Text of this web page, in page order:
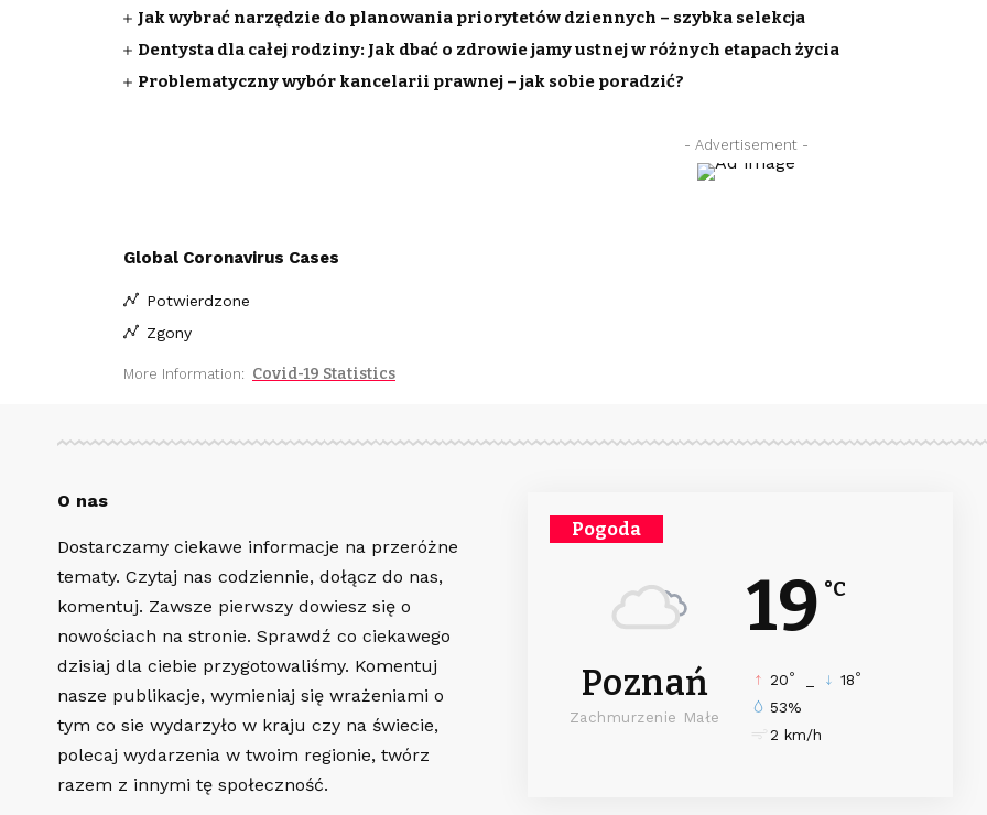
Jak wybrać narzędzie do planowania priorytetów dziennych – szybka selekcja
Dentysta dla całej rodziny: Jak dbać o zdrowie jamy ustnej w różnych etapach życia
Problematyczny wybór kancelarii prawnej – jak sobie poradzić?
- Advertisement -
Global Coronavirus Cases
Potwierdzone
Zgony
More Information: Covid-19 Statistics
O nas
Dostarczamy ciekawe informacje na przeróżne
tematy. Czytaj nas codziennie, dołącz do nas,
komentuj. Zawsze pierwszy dowiesz się o
nowościach na stronie. Sprawdź co ciekawego
dzisiaj dla ciebie przygotowaliśmy. Komentuj
nasze publikacje, wymieniaj się wrażeniami o
tym co sie wydarzyło w kraju czy na świecie,
polecaj wydarzenia w twoim regionie, twórz
razem z innymi tę społeczność.
Pogoda
19 °C
Poznań
Zachmurzenie Małe
20° 18°
53%
2 km/h